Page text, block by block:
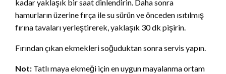
kadar yaklaşık bir saat dinlendirin. Daha sonra
hamurların üzerine fırça ile su sürün ve önceden ısıtılmış
fırına tavaları yerleştirerek, yaklaşık 30 dk pişirin.
Fırından çıkan ekmekleri soğuduktan sonra servis yapın.
Not: Tatlı maya ekmeği için en uygun mayalanma ortam